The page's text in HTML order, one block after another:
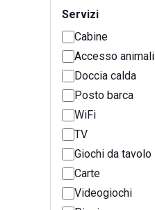
Servizi
Cabine
Accesso animali
Doccia calda
Posto barca
WiFi
TV
Giochi da tavolo
Carte
Videogiochi